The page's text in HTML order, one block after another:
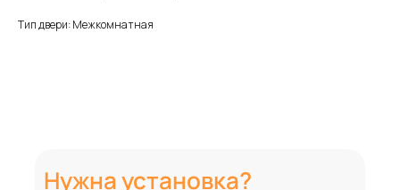
Тип двери: Межкомнатная
Нужна установка?